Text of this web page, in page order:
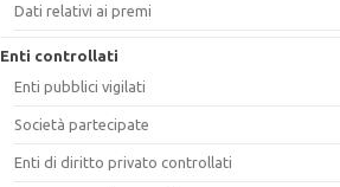
Dati relativi ai premi
Enti controllati
Enti pubblici vigilati
Società partecipate
Enti di diritto privato controllati